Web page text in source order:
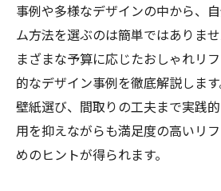
事例や多様なデザインの中から、
ム方法を選ぶのは簡単ではありま
まざまな予算に応じたおしゃれリ
的なデザイン事例を徹底解説しま
壁紙選び、間取りの工夫まで実践
用を抑えながらも満足度の高いリ
めのヒントが得られます。